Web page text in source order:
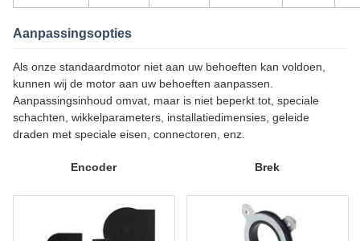
Aanpassingsopties
Als onze standaardmotor niet aan uw behoeften kan voldoen,
kunnen wij de motor aan uw behoeften aanpassen.
Aanpassingsinhoud omvat, maar is niet beperkt tot, speciale
schachten, wikkelparameters, installatiedimensies, geleide
draden met speciale eisen, connectoren, enz.
Encoder Brek